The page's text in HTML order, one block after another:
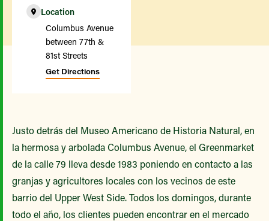
Location
Columbus Avenue
between 77th &
81st Streets
Get Directions
Justo detrás del Museo Americano de Historia Natural, en
la hermosa y arbolada Columbus Avenue, el Greenmarket
de la calle 79 lleva desde 1983 poniendo en contacto a las
granjas y agricultores locales con los vecinos de este
barrio del Upper West Side. Todos los domingos, durante
todo el año, los clientes pueden encontrar en el mercado